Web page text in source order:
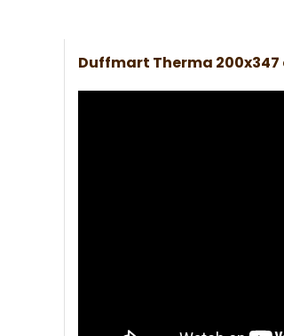
Duffmart Therma